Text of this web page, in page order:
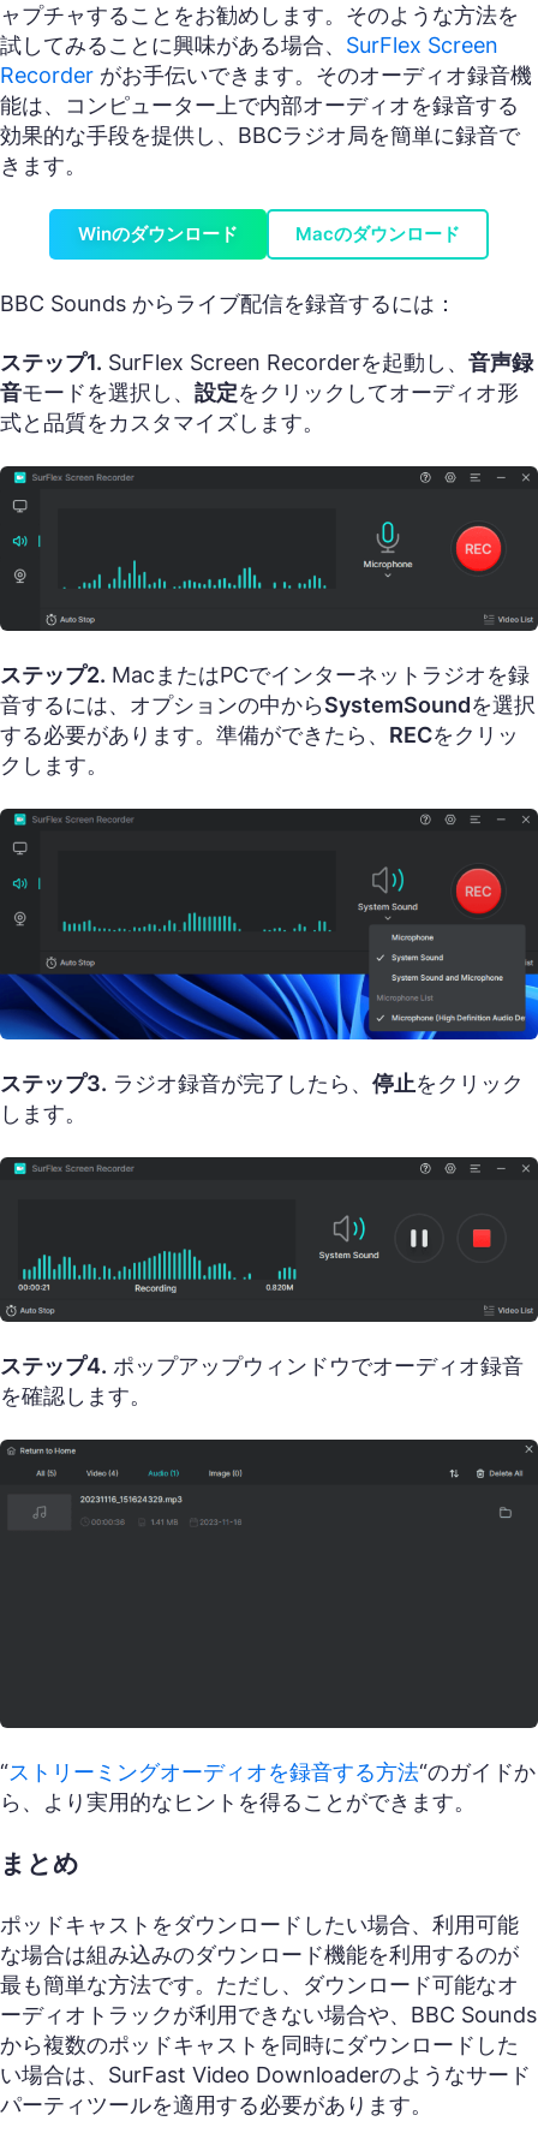
ャプチャすることをお勧めします。そのような方法を
試してみることに興味がある場合、 SurFlex Screen
Recorder がお手伝いできます。そのオーディオ録音機
能は、コンピューター上で内部オーディオを録音する
効果的な手段を提供し、BBCラジオ局を簡単に録音で
きます。
Winのダウンロード Macのダウンロード
BBC Sounds からライブ配信を録音するには：
ステップ1. SurFlex Screen Recorderを起動し、 音声録
音モードを選択し、 設定をクリックしてオーディオ形
式と品質をカスタマイズします。
ステップ2. MacまたはPCでインターネットラジオを録
音するには、オプションの中からSystemSoundを選択
する必要があります。準備ができたら、 RECをクリッ
クします。
ステップ3. ラジオ録音が完了したら、 停止をクリック
します。
ステップ4. ポップアップウィンドウでオーディオ録音
を確認します。
“ストリーミングオーディオを録音する方法“のガイドか
ら、より実用的なヒントを得ることができます。
まとめ
ポッドキャストをダウンロードしたい場合、利用可能
な場合は組み込みのダウンロード機能を利用するのが
最も簡単な方法です。ただし、ダウンロード可能なオ
ーディオトラックが利用できない場合や、BBC Sounds
から複数のポッドキャストを同時にダウンロードした
い場合は、SurFast Video Downloaderのようなサード
パーティツールを適用する必要があります。